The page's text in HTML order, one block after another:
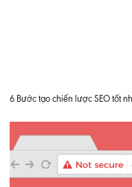
6 Bước tạo chiến lược SEO tốt